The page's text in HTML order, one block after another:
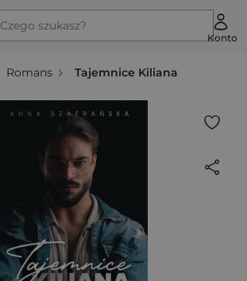
Czego szukasz?
Konto
Romans Tajemnice Kiliana